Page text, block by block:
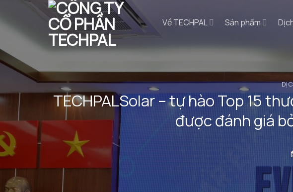
Về TECHPAL Sản phẩm
TECHPALSolar – tự hào Top 15
được đánh giá